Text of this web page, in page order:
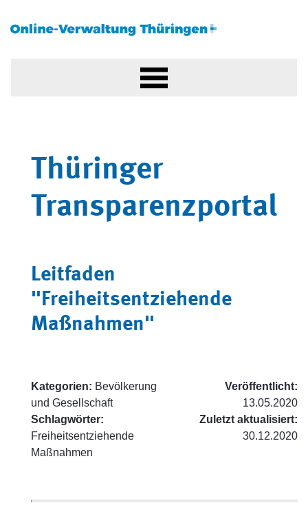
Thüringer
Transparenzportal
Leitfaden
"Freiheitsentziehende
Maßnahmen"
Kategorien: Bevölkerung
und Gesellschaft
Schlagwörter:
Freiheitsentziehende
Maßnahmen
Veröffentlicht:
13.05.2020
Zuletzt aktualisiert:
30.12.2020